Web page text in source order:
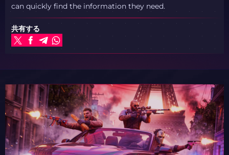
can quickly find the information they need.
共有する